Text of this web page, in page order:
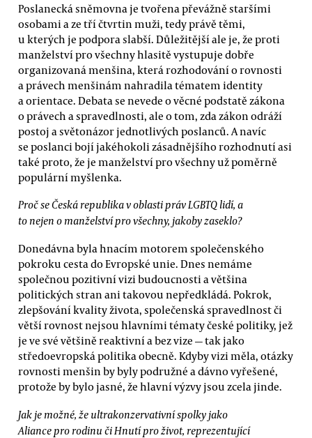
Poslanecká sněmovna je tvořena převážně staršími
osobami a ze tří čtvrtin muži, tedy právě těmi,
u kterých je podpora slabší. Důležitější ale je, že proti
manželství pro všechny hlasitě vystupuje dobře
organizovaná menšina, která rozhodování o rovnosti
a právech menšinám nahradila tématem identity
a orientace. Debata se nevede o věcné podstatě zákona
o právech a spravedlnosti, ale o tom, zda zákon odráží
postoj a světonázor jednotlivých poslanců. A navíc
se poslanci bojí jakéhokoli zásadnějšího rozhodnutí asi
také proto, že je manželství pro všechny už poměrně
populární myšlenka.
Proč se Česká republika v oblasti práv LGBTQ lidí, a
to nejen o manželství pro všechny, jakoby zaseklo?
Donedávna byla hnacím motorem společenského
pokroku cesta do Evropské unie. Dnes nemáme
společnou pozitivní vizi budoucnosti a většina
politických stran ani takovou nepředkládá. Pokrok,
zlepšování kvality života, společenská spravedlnost či
větší rovnost nejsou hlavními tématy české politiky, jež
je ve své většině reaktivní a bez vize — tak jako
středoevropská politika obecně. Kdyby vizi měla, otázky
rovnosti menšin by byly podružné a dávno vyřešené,
protože by bylo jasné, že hlavní výzvy jsou zcela jinde.
Jak je možné, že ultrakonzervativní spolky jako
Aliance pro rodinu či Hnutí pro život, reprezentující